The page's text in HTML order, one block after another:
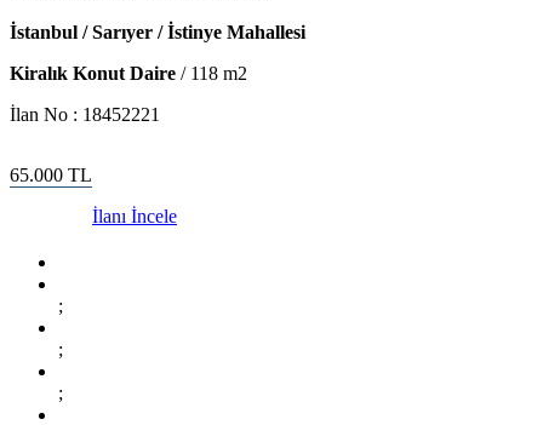
İstanbul / Sarıyer / İstinye Mahallesi
Kiralık Konut Daire / 118 m2
İlan No : 18452221
65.000 TL
İlanı İncele
;
;
;